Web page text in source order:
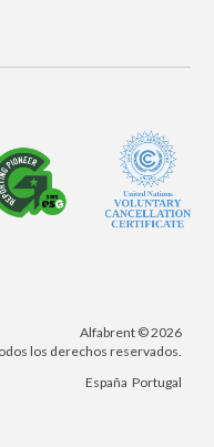
Alfabrent © 2026
los derechos reservados.
España Portugal